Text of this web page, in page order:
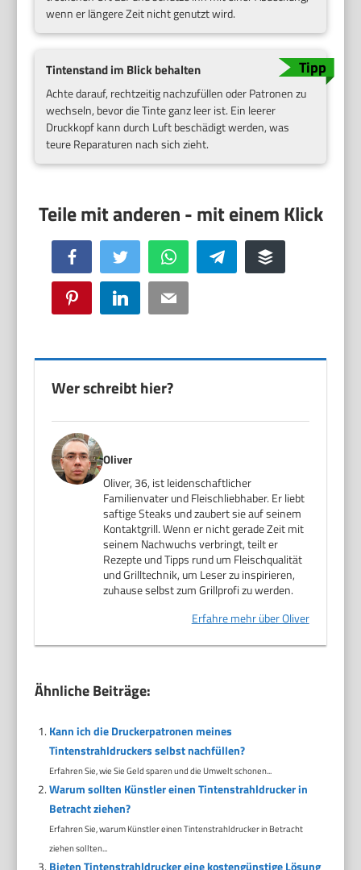
wenn er längere Zeit nicht genutzt wird.
Tintenstand im Blick behalten
Achte darauf, rechtzeitig nachzufüllen oder Patronen zu
wechseln, bevor die Tinte ganz leer ist. Ein leerer
Druckkopf kann durch Luft beschädigt werden, was
teure Reparaturen nach sich zieht.
Facebook Twitter WhatsApp Telegram Buffer
Pinterest LinkedIn Email
Wer schreibt hier?
Oliver
Oliver, 36, ist leidenschaftlicher
Familienvater und Fleischliebhaber. Er liebt
saftige Steaks und zaubert sie auf seinem
Kontaktgrill. Wenn er nicht gerade Zeit mit
seinem Nachwuchs verbringt, teilt er
Rezepte und Tipps rund um Fleischqualität
und Grilltechnik, um Leser zu inspirieren,
zuhause selbst zum Grillprofi zu werden.
Erfahre mehr über Oliver
Ähnliche Beiträge:
Kann ich die Druckerpatronen meines
Tintenstrahldruckers selbst nachfüllen?
Erfahren Sie, wie Sie Geld sparen und die Umwelt schonen...
Warum sollten Künstler einen Tintenstrahldrucker in
Betracht ziehen?
Erfahren Sie, warum Künstler einen Tintenstrahldrucker in Betracht
ziehen sollten...
Bieten Tintenstrahldrucker eine kostengünstige Lösung